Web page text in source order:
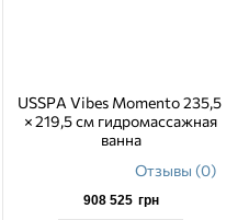
USSPA Vibes Momento 235,5
× 219,5 см гидромассажная
ванна
Отзывы (0)
908 525 грн